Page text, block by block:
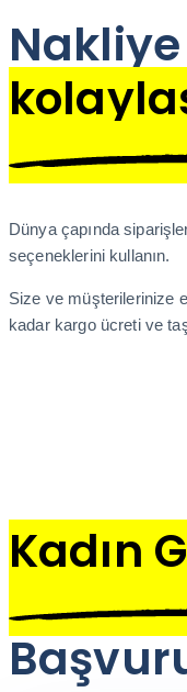
Dünya çapında
seçeneklerini kullanın.
Size ve müşterilerinize
kadar kargo ücreti ve
Kadın